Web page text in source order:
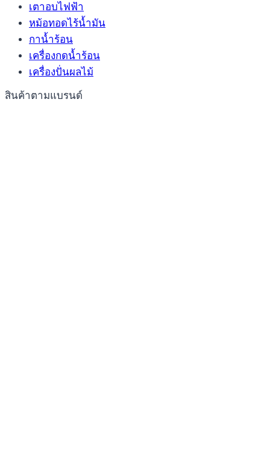
เตาอบไฟฟ้า
หม้อทอดไร้น้ำมัน
กาน้ำร้อน
เครื่องกดน้ำร้อน
เครื่องปั่นผลไม้
สินค้าตามแบรนด์